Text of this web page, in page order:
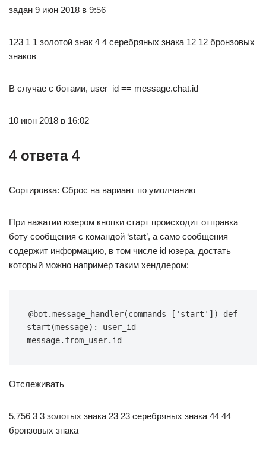
задан 9 июн 2018 в 9:56
123 1 1 золотой знак 4 4 серебряных знака 12 12 бронзовых
знаков
В случае с ботами, user_id == message.chat.id
10 июн 2018 в 16:02
4 ответа 4
Сортировка: Сброс на вариант по умолчанию
При нажатии юзером кнопки старт происходит отправка
боту сообщения с командой ‘start’, а само сообщения
содержит информацию, в том числе id юзера, достать
который можно например таким хендлером:
@bot.message_handler(commands=['start']) def
start(message): user_id =
message.from_user.id
Отслеживать
5,756 3 3 золотых знака 23 23 серебряных знака 44 44
бронзовых знака